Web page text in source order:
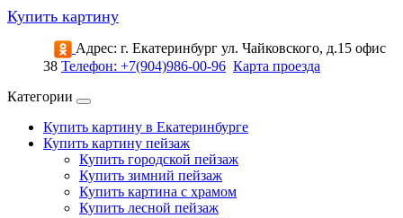
Купить картину
Адрес: г. Екатеринбург ул. Чайковского, д.15 офис
38 Телефон: +7(904)986-00-96 Карта проезда
Категории
Купить картину в Екатеринбурге
Купить картину пейзаж
Купить городской пейзаж
Купить зимний пейзаж
Купить картина с храмом
Купить лесной пейзаж